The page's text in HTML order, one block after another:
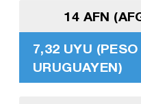
14 AFN
7,32 UYU (PESO
URUGUAYEN)